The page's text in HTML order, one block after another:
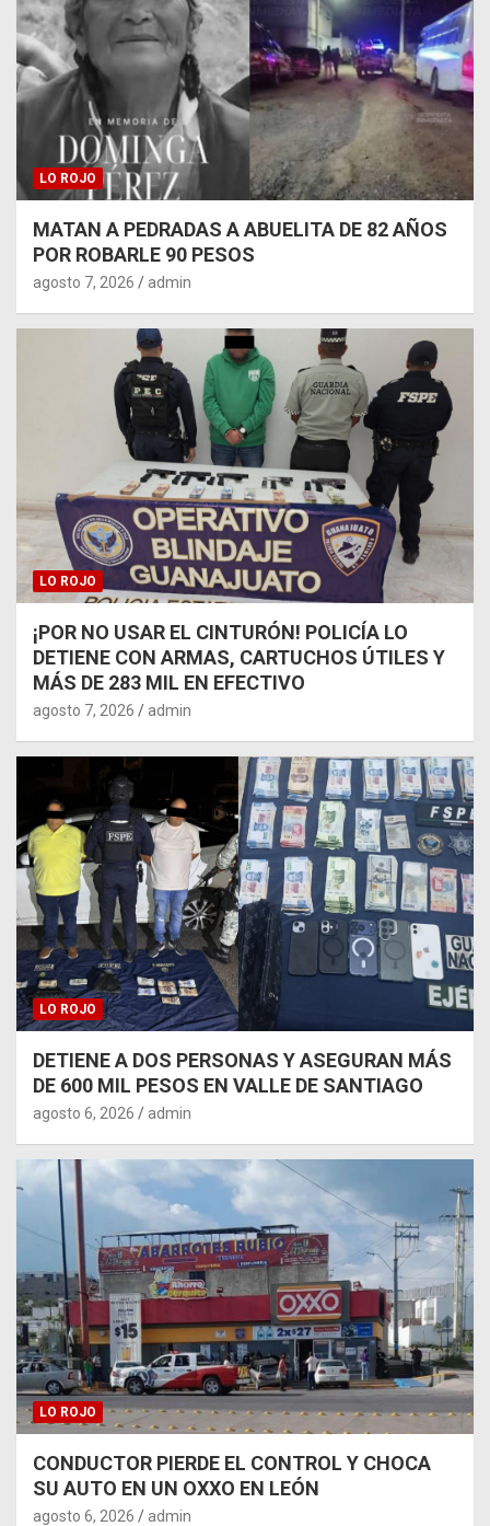
LO ROJO
MATAN A PEDRADAS A ABUELITA DE 82 AÑOS
POR ROBARLE 90 PESOS
agosto 7, 2026 admin
LO ROJO
¡POR NO USAR EL CINTURÓN! POLICÍA LO
DETIENE CON ARMAS, CARTUCHOS ÚTILES Y
MÁS DE 283 MIL EN EFECTIVO
agosto 7, 2026 admin
LO ROJO
DETIENE A DOS PERSONAS Y ASEGURAN MÁS
DE 600 MIL PESOS EN VALLE DE SANTIAGO
agosto 6, 2026 admin
LO ROJO
CONDUCTOR PIERDE EL CONTROL Y CHOCA
SU AUTO EN UN OXXO EN LEÓN
agosto 6, 2026 admin